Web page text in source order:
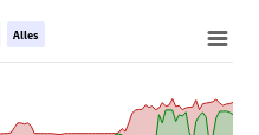
Alles